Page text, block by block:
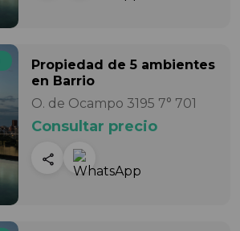
Propiedad de 5 ambientes
en Barrio
O. de Ocampo 3195 7° 701
Consultar precio